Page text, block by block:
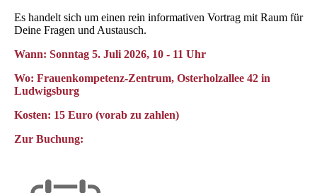
Es handelt sich um einen rein informativen Vortrag mit Raum für
Deine Fragen und Austausch.
Wann: Sonntag 5. Juli 2026, 10 - 11 Uhr
Wo: Frauenkompetenz-Zentrum, Osterholzallee 42 in
Ludwigsburg
Kosten: 15 Euro (vorab zu zahlen)
Zur Buchung: